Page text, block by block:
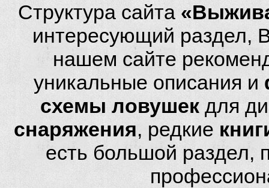
Структура сайта
интересующий раздел,
нашем сайте
уникальные описания и
схемы ловушек для
снаряжения, редкие
есть большой